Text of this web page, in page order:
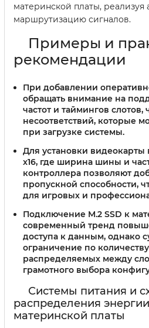
материнской платы, реализуя
маршрутизацию сигналов.
Примеры и
рекомендации
При добавлении
обращать внимание на
частот и таймингов слотов,
несоответствий, которые
при загрузке системы.
Для установки видеокарты
x16, где ширина шины и
контроллера позволяют
пропускной способности,
для игровых и
Подключение M.2 SSD к
современный тренд
доступа к данным, однако
ограничение по
распределяемых между
грамотного выбора
Системы питания и
распределения
материнской платы